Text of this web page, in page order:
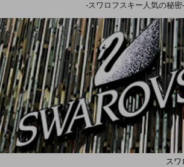
-スワロフスキー人気の秘密-
スワ